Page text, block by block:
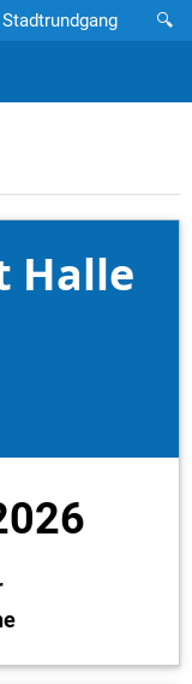
🔍
Stadtrundgang
Halle